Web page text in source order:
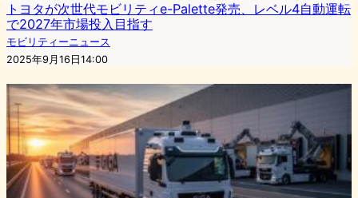
トヨタが次世代モビリティe-Palette発売、レベル4自動運転
で2027年市場投入目指す
モビリティーニュース
2025年9月16日14:00